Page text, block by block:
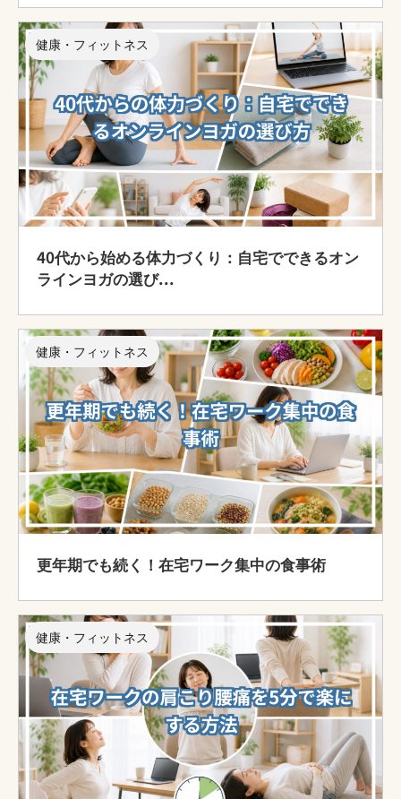
健康・フィットネス
40代から始める体力づくり：自宅でできるオン
ラインヨガの選び...
健康・フィットネス
更年期でも続く！在宅ワーク集中の食事術
健康・フィットネス